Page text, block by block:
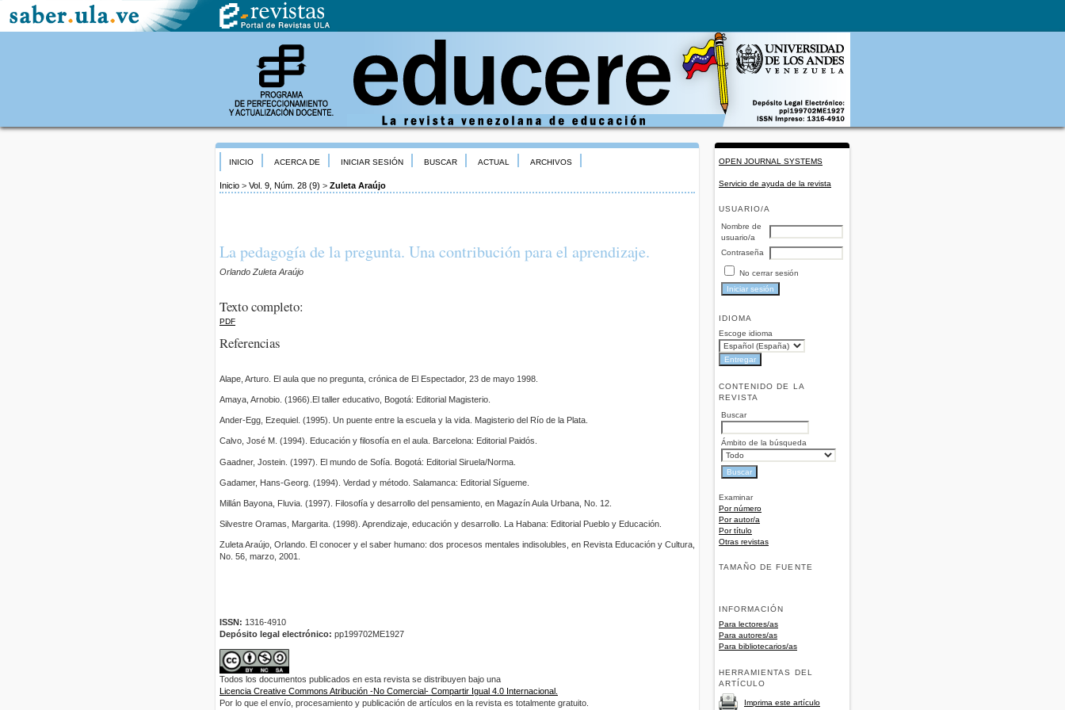
OPEN JOURNAL SYSTEMS
Servicio de ayuda de la revista
USUARIO/A
Nombre de
usuario/a
Contraseña
No cerrar sesión
IDIOMA
Escoge idioma
CONTENIDO DE LA
REVISTA
Buscar
Ámbito de la búsqueda
Examinar
Por número
Por autor/a
Por título
Otras revistas
TAMAÑO DE FUENTE
INFORMACIÓN
Para lectores/as
Para autores/as
Para bibliotecarios/as
HERRAMIENTAS DEL
ARTÍCULO
Imprima este artículo
INICIO ACERCA DE INICIAR SESIÓN BUSCAR ACTUAL ARCHIVOS
Inicio > Vol. 9, Núm. 28 (9) > Zuleta Araújo
La pedagogía de la pregunta. Una contribución para el aprendizaje.
Orlando Zuleta Araújo
Texto completo:
PDF
Referencias
Alape, Arturo. El aula que no pregunta, crónica de El Espectador, 23 de mayo 1998.
Amaya, Arnobio. (1966).El taller educativo, Bogotá: Editorial Magisterio.
Ander-Egg, Ezequiel. (1995). Un puente entre la escuela y la vida. Magisterio del Río de la Plata.
Calvo, José M. (1994). Educación y filosofía en el aula. Barcelona: Editorial Paidós.
Gaadner, Jostein. (1997). El mundo de Sofía. Bogotá: Editorial Siruela/Norma.
Gadamer, Hans-Georg. (1994). Verdad y método. Salamanca: Editorial Sígueme.
Millán Bayona, Fluvia. (1997). Filosofía y desarrollo del pensamiento, en Magazín Aula Urbana, No. 12.
Silvestre Oramas, Margarita. (1998). Aprendizaje, educación y desarrollo. La Habana: Editorial Pueblo y Educación.
Zuleta Araújo, Orlando. El conocer y el saber humano: dos procesos mentales indisolubles, en Revista Educación y Cultura,
No. 56, marzo, 2001.
ISSN: 1316-4910
Depósito legal electrónico: pp199702ME1927
Todos los documentos publicados en esta revista se distribuyen bajo una
Licencia Creative Commons Atribución -No Comercial- Compartir Igual 4.0 Internacional.
Por lo que el envío, procesamiento y publicación de artículos en la revista es totalmente gratuito.